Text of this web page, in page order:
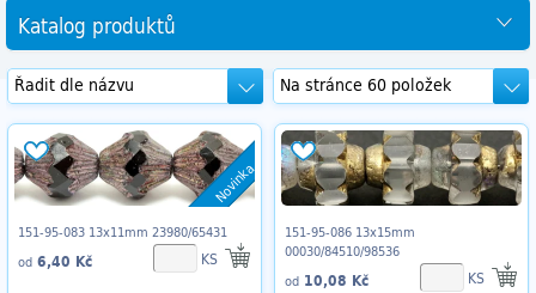
Katalog produktů
Novinka
151-95-083 13x11mm 23980/65431
od 6,40 Kč KS
151-95-086 13x15mm
00030/84510/98536
od 10,08 Kč KS